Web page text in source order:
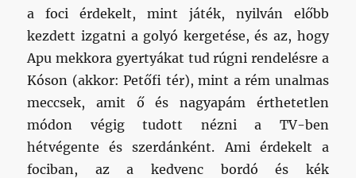
a foci érdekelt, mint játék, nyilván előbb
kezdett izgatni a golyó kergetése, és az, hogy
Apu mekkora gyertyákat tud rúgni rendelésre a
Kóson (akkor: Petőfi tér), mint a rém unalmas
meccsek, amit ő és nagyapám érthetetlen
módon végig tudott nézni a TV-ben
hétvégente és szerdánként. Ami érdekelt a
fociban, az a kedvenc bordó és kék